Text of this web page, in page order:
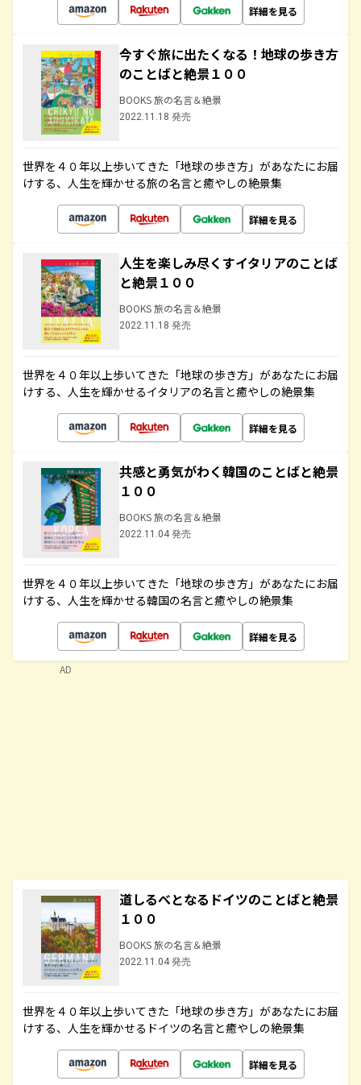
詳細を見る
今すぐ旅に出たくなる！地球の歩き方
のことばと絶景１００
BOOKS 旅の名言＆絶景
2022.11.18 発売
世界を４０年以上歩いてきた「地球の歩き方」があなたにお届
けする、人生を輝かせる旅の名言と癒やしの絶景集
詳細を見る
人生を楽しみ尽くすイタリアのことば
と絶景１００
BOOKS 旅の名言＆絶景
2022.11.18 発売
世界を４０年以上歩いてきた「地球の歩き方」があなたにお届
けする、人生を輝かせるイタリアの名言と癒やしの絶景集
詳細を見る
共感と勇気がわく韓国のことばと絶景
１００
BOOKS 旅の名言＆絶景
2022.11.04 発売
世界を４０年以上歩いてきた「地球の歩き方」があなたにお届
けする、人生を輝かせる韓国の名言と癒やしの絶景集
詳細を見る
道しるべとなるドイツのことばと絶景
１００
BOOKS 旅の名言＆絶景
2022.11.04 発売
世界を４０年以上歩いてきた「地球の歩き方」があなたにお届
けする、人生を輝かせるドイツの名言と癒やしの絶景集
詳細を見る
AD